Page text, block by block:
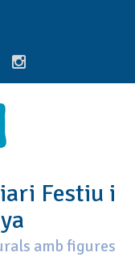
Festiu i
amb figures